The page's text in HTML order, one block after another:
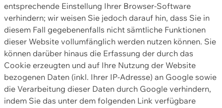
entsprechende Einstellung Ihrer Browser-Software
verhindern; wir weisen Sie jedoch darauf hin, dass Sie in
diesem Fall gegebenenfalls nicht sämtliche Funktionen
dieser Website vollumfänglich werden nutzen können. Sie
können darüber hinaus die Erfassung der durch das
Cookie erzeugten und auf Ihre Nutzung der Website
bezogenen Daten (inkl. Ihrer IP-Adresse) an Google sowie
die Verarbeitung dieser Daten durch Google verhindern,
indem Sie das unter dem folgenden Link verfügbare